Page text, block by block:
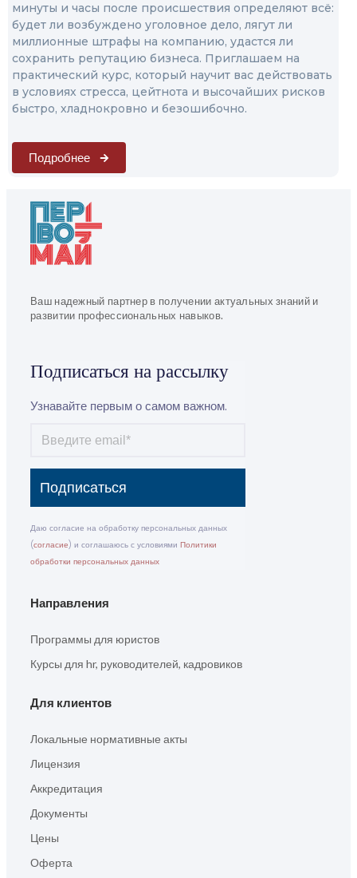
минуты и часы после происшествия определяют всё:
будет ли возбуждено уголовное дело, лягут ли
миллионные штрафы на компанию, удастся ли
сохранить репутацию бизнеса. Приглашаем на
практический курс, который научит вас действовать
в условиях стресса, цейтнота и высочайших рисков
быстро, хладнокровно и безошибочно.
Подробнее
Ваш надежный партнер в получении актуальных знаний и
развитии профессиональных навыков.
Подписаться на рассылку
Узнавайте первым о самом важном.
Подписаться
Даю согласие на обработку персональных данных
(согласие) и соглашаюсь с условиями Политики
обработки персональных данных
Направления
Программы для юристов
Курсы для hr, руководителей, кадровиков
Для клиентов
Локальные нормативные акты
Лицензия
Аккредитация
Документы
Цены
Оферта